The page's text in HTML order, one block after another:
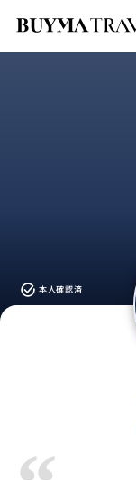
本人確認済